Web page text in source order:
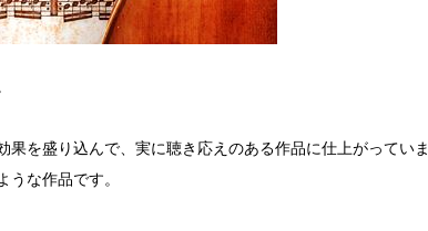
を盛り込んで、実に聴き応えのある作品に仕上がっていま
な作品です。